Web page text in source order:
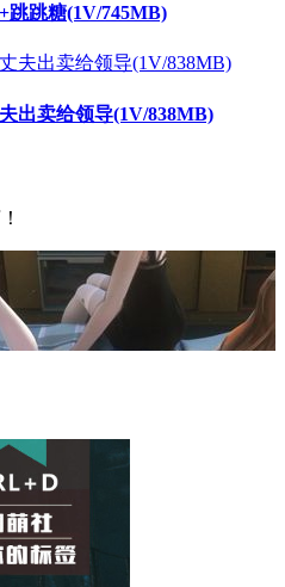
跳跳糖(1V/745MB)
出卖给领导(1V/838MB)